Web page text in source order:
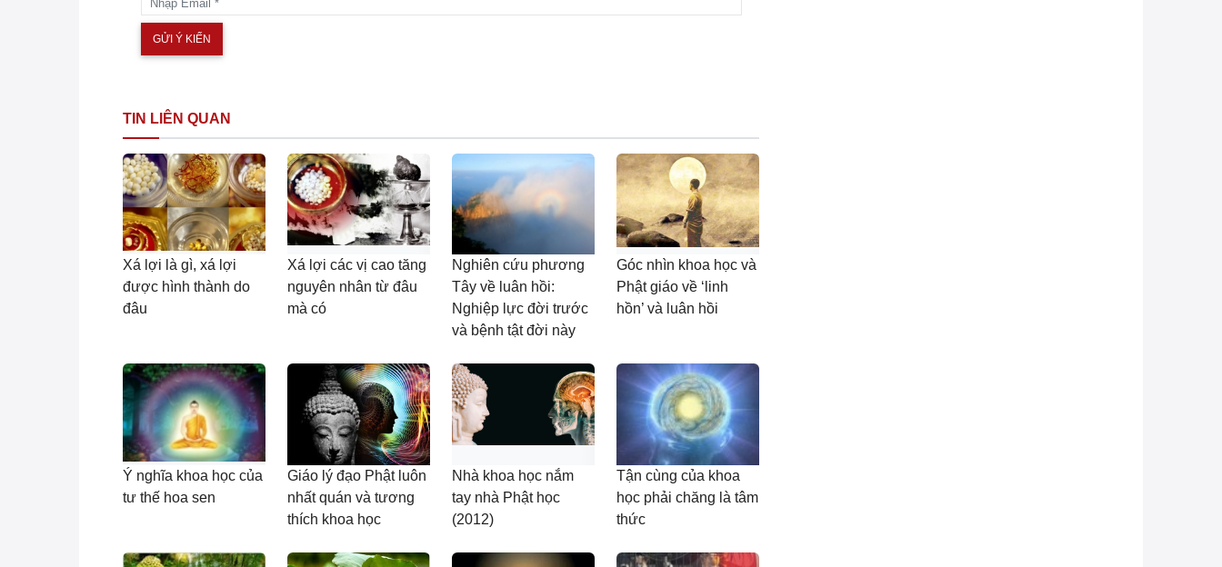
TIN LIÊN QUAN
Xá lợi là gì, xá lợi
được hình thành do
đâu
Xá lợi các vị cao tăng
nguyên nhân từ đâu
mà có
Nghiên cứu phương
Tây về luân hồi:
Nghiệp lực đời trước
và bệnh tật đời này
Góc nhìn khoa học và
Phật giáo về ‘linh
hồn’ và luân hồi
Ý nghĩa khoa học của
tư thế hoa sen
Giáo lý đạo Phật luôn
nhất quán và tương
thích khoa học
Nhà khoa học nắm
tay nhà Phật học
(2012)
Tận cùng của khoa
học phải chăng là tâm
thức